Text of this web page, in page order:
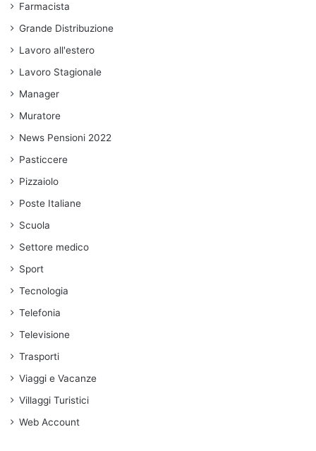
Farmacista
Grande Distribuzione
Lavoro all'estero
Lavoro Stagionale
Manager
Muratore
News Pensioni 2022
Pasticcere
Pizzaiolo
Poste Italiane
Scuola
Settore medico
Sport
Tecnologia
Telefonia
Televisione
Trasporti
Viaggi e Vacanze
Villaggi Turistici
Web Account